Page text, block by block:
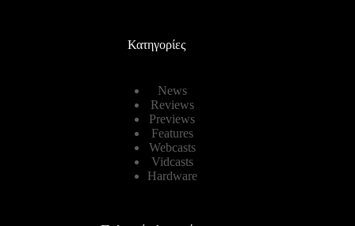
Κατηγορίες
News
Reviews
Previews
Features
Webcasts
Vidcasts
Hardware